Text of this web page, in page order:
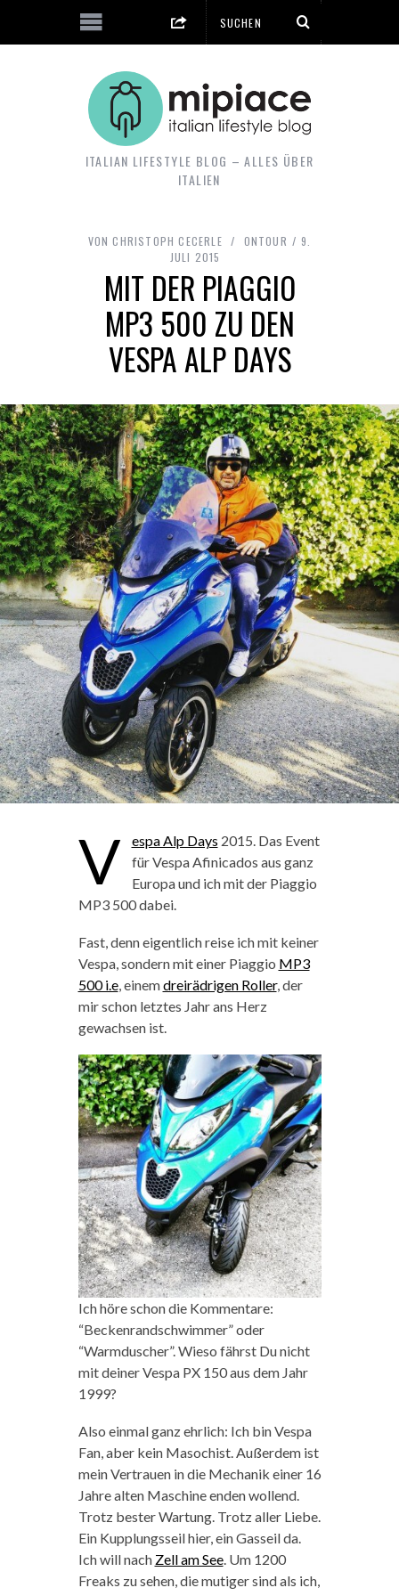
ITALIAN LIFESTYLE BLOG – ALLES ÜBER
ITALIEN
VON CHRISTOPH CECERLE ONTOUR
9.
JULI 2015
MIT DER PIAGGIO
MP3 500 ZU DEN
VESPA ALP DAYS
V espa Alp Days 2015. Das Event
für Vespa Afinicados aus ganz
Europa und ich mit der Piaggio
MP3 500 dabei.
Fast, denn eigentlich reise ich mit keiner
Vespa, sondern mit einer Piaggio MP3
500 i.e, einemdreirädrigen Roller, der
mir schon letztes Jahr ans Herz
gewachsen ist.
Ich höre schon die Kommentare:
“Beckenrandschwimmer” oder
“Warmduscher”. Wieso fährst Du nicht
mit deiner Vespa PX 150 aus dem Jahr
1999?
Also einmal ganz ehrlich: Ich bin Vespa
Fan, aber kein Masochist. Außerdem ist
mein Vertrauen in die Mechanik einer 16
Jahre alten Maschine enden wollend.
Trotz bester Wartung. Trotz aller Liebe.
Ein Kupplungsseil hier, ein Gasseil da.
Ich will nach Zell am See. Um 1200
Freaks zu sehen, die mutiger sind als ich,